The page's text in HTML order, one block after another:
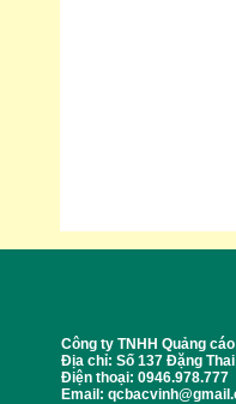
Công ty TNHH Quảng
Địa chỉ: Số 137 Đặng
Điện thoại: 0946.978.777
Email: